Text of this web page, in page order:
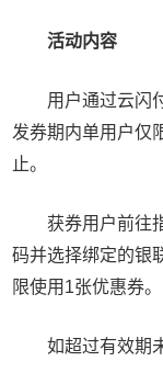
活动内容
用户通过云闪
发券期内单用户仅
止。
获券用户前往
码并选择绑定的银
限使用1张优惠券。
如超过有效期